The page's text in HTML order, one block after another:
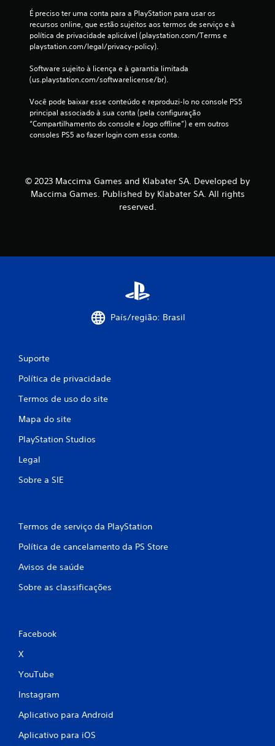
É preciso ter uma conta para a PlayStation para usar os
recursos online, que estão sujeitos aos termos de serviço e à
política de privacidade aplicável (playstation.com/Terms e
playstation.com/legal/privacy-policy).
Software sujeito à licença e à garantia limitada
(us.playstation.com/softwarelicense/br).
Você pode baixar esse conteúdo e reproduzi-lo no console PS5
principal associado à sua conta (pela configuração
“Compartilhamento do console e Jogo offline”) e em outros
consoles PS5 ao fazer login com essa conta.
© 2023 Maccima Games and Klabater SA. Developed by
Maccima Games. Published by Klabater SA. All rights
reserved.
País/região: Brasil
Suporte
Política de privacidade
Termos de uso do site
Mapa do site
PlayStation Studios
Legal
Sobre a SIE
Termos de serviço da PlayStation
Política de cancelamento da PS Store
Avisos de saúde
Sobre as classificações
Facebook
X
YouTube
Instagram
Aplicativo para Android
Aplicativo para iOS